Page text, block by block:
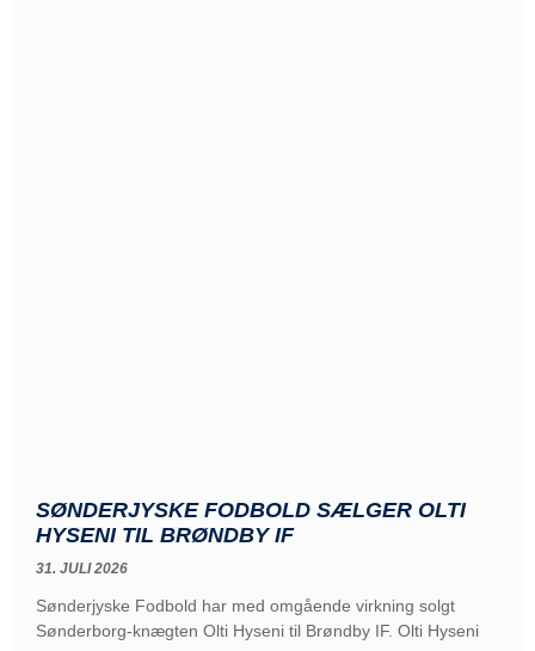
SØNDERJYSKE FODBOLD SÆLGER OLTI
HYSENI TIL BRØNDBY IF
31. JULI 2026
Sønderjyske Fodbold har med omgående virkning solgt
Sønderborg-knægten Olti Hyseni til Brøndby IF. Olti Hyseni